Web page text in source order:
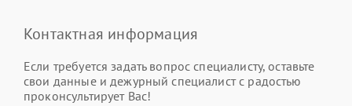
Контактная информация
Если требуется задать вопрос специалисту, оставьте
свои данные и дежурный специалист с радостью
проконсультирует Вас!